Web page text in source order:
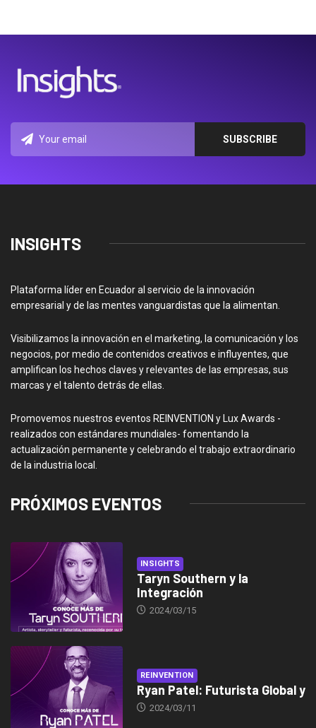
INSIGHTS
Plataforma líder en Ecuador al servicio de la innovación
empresarial y de las mentes vanguardistas que la alimentan.
Visibilizamos la innovación en el marketing, la comunicación y los
negocios, por medio de contenidos creativos e influyentes, que
amplifican los hechos claves y relevantes de las empresas, sus
marcas y el talento detrás de ellas.
Promovemos nuestros eventos REINVENTION y Lux Awards -
realizados con estándares mundiales- fomentando la
actualización permanente y celebrando el trabajo extraordinario
de la industria local.
PRÓXIMOS EVENTOS
INSIGHTS
Taryn Southern y la
Integración
2024/03/15
REINVENTION
Ryan Patel: Futurista Global y
2024/03/11